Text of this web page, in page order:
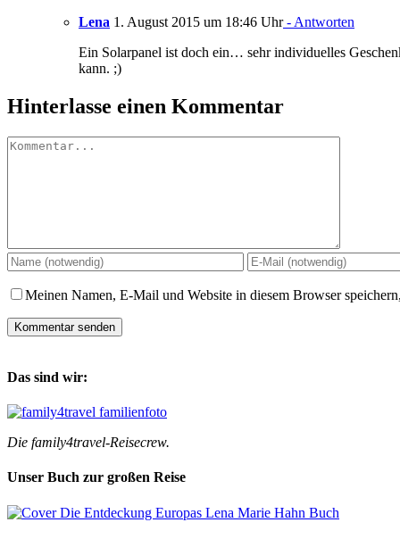
Lena 1. August 2015 um 18:46 Uhr- Antworten
Ein Solarpanel ist doch ein… sehr individuelles
kann. ;)
Hinterlasse einen Kommentar
Kommentar
Meinen Namen, E-Mail und Website in diesem Browser
Das sind wir:
Die family4travel-Reisecrew.
Unser Buch zur großen Reise